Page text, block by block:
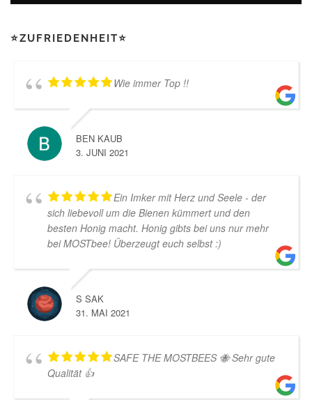
⭐ZUFRIEDENHEIT⭐
Wie immer Top !!
BEN KAUB
3. JUNI 2021
Ein Imker mit Herz und Seele - der
sich liebevoll um die Bienen kümmert und den
besten Honig macht. Honig gibts bei uns nur mehr
bei MOSTbee! Überzeugt euch selbst :)
S SAK
31. MAI 2021
SAFE THE MOSTBEES 🐝 Sehr gute
Qualität 👍